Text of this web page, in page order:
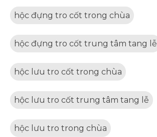
hộc đựng tro cốt trong chùa
hộc đựng tro cốt trung tâm tang lễ
hộc lưu tro cốt trong chùa
hộc lưu tro cốt trung tâm tang lễ
hộc lưu tro trong chùa